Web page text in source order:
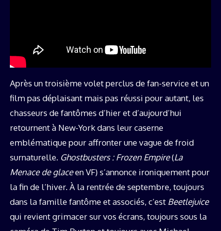
Après un troisième volet perclus de fan-service et un
film pas déplaisant mais pas réussi pour autant, les
chasseurs de fantômes d’hier et d’aujourd’hui
retournent à New-York dans leur caserne
emblématique pour affronter une vague de froid
surnaturelle. Ghostbusters : Frozen Empire(La
Menace de glaceen VF) s’annonce ironiquement pour
la fin de l’hiver. À la rentrée de septembre, toujours
dans la famille fantôme et associés, c’est Beetlejuice
qui revient grimacer sur vos écrans, toujours sous la